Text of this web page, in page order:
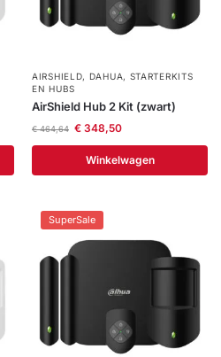
AIRSHIELD, DAHUA, STARTERKITS
EN HUBS
AirShield Hub 2 Kit (zwart)
€464,64 €348,50
Winkelwagen
SuperSale